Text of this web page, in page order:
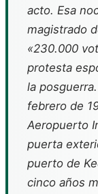
acto. Esa
magistrado
«230.000
protesta
la
febrero de
Aeropuerto
puerta
puerto de
cinco años